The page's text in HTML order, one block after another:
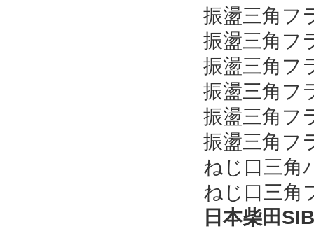
振盪三角フ
振盪三角フ
振盪三角フ
振盪三角フ
振盪三角フ
振盪三角フ
ねじ口三角
ねじ口三角
日本柴田